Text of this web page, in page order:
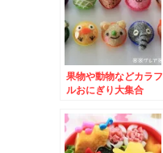
果物や動物などカラフ
ルおにぎり大集合